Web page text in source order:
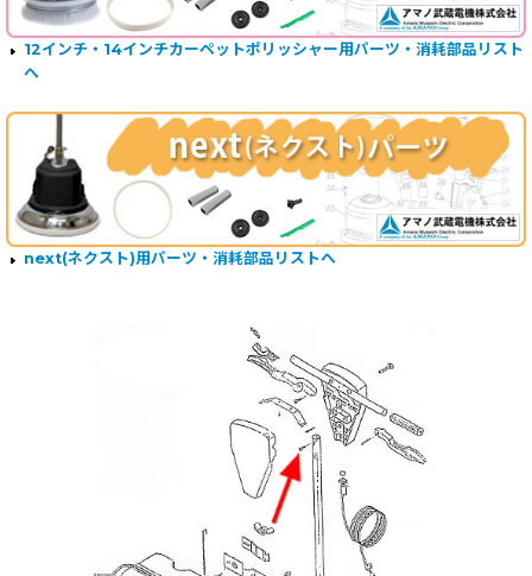
12インチ・14インチカーペットポリッシャー用パーツ・消耗部品リスト
へ
next(ネクスト)用パーツ・消耗部品リストへ